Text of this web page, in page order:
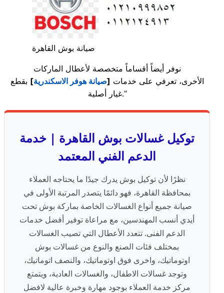
صيانة بوش القاهرة
نوفر أيضاً أقساماً متخصصة لأعطال الماركات
الأخرى، تعرفي على خدمات [صيانة هوفر الاسكندرية] بقطع
غيار أصلية.”
توكيل غسالات بوش القاهرة | خدمة
الدعم الفني المعتمد
نظرًا لأن توكيل بوش يدرك جيدًا ما يحتاجه العملاء
بمحافظة القاهرة، فهو دائمًا يتصدر المرتبة الأولى في
صيانة جميع أنواع الغسالات الخاصة بماركة بوش تحت
أيدي أنسب المهندسين، مع مراعاة توفير أفضل خدمات
الدعم الفنى. تتعدد الأعطال التي تصيب الغسالات
بمختلف فئات الصنع والنوع من غسالات بوش
اوتوماتيك، واخرى فوق اوتوماتيك، والنصف اتوماتيك،
وتوجد غسالات الاطفال، والغسالات العادية، ويتمتع
مركز خدمة العملاء بوجود مهارة وخبرة عالية لافضل